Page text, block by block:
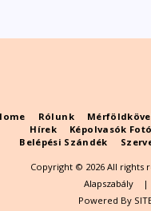
Rólunk
Hírek
Képolvasók
Belépési Szándék
Copyright © 2026 All rights
Alapszabály
Powered By